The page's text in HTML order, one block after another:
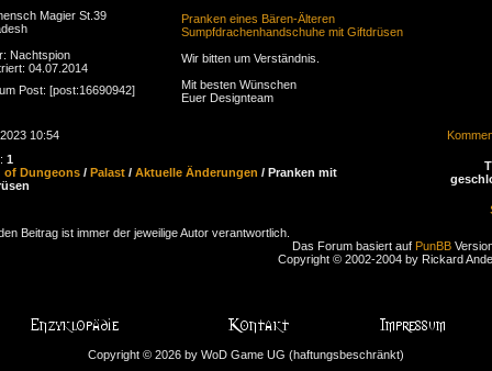
Magier St.39
Nachtspion
04.07.2014
Post: [post:16690942]
Pranken eines Bären-Älteren
Sumpfdrachenhandschuhe mit Giftdrüsen
Wir bitten um Verständnis.
Mit besten Wünschen
Euer Designteam
10:54
1
of Dungeons / Palast / Aktuelle Änderungen / Pranken mit
Beitrag ist immer der jeweilige Autor verantwortlich.
Das Forum basiert auf PunBB
Copyright © 2002-2004 by Rickard
Copyright © 2026 by WoD Game UG (haftungsbeschränkt)